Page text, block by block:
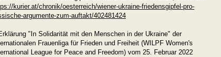
kurier.at/chronik/oesterreich/wiener-ukraine-friedensgipfel-pro-
argumente-zum-auftakt/402481424
"In Solidarität mit den Menschen in der Ukraine" der
Frauenliga für Frieden und Freiheit (WILPF Women's
League for Peace and Freedom) vom 25. Februar 2022